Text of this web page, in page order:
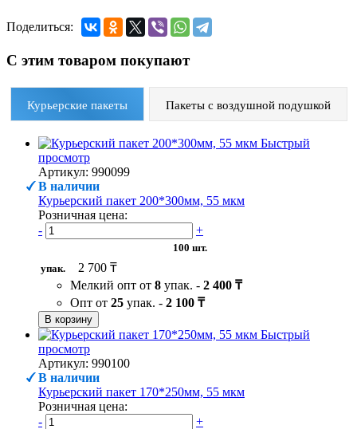
Поделиться:
С этим товаром покупают
Курьерские пакеты Пакеты с воздушной подушкой
Быстрый
просмотр
Артикул: 990099
В наличии
Курьерский пакет 200*300мм, 55 мкм
Розничная цена:
-
+
100 шт.
упак.
2 700 ₸
Мелкий опт от 8 упак. - 2 400 ₸
Опт от 25 упак. - 2 100 ₸
В корзину
Быстрый
просмотр
Артикул: 990100
В наличии
Курьерский пакет 170*250мм, 55 мкм
Розничная цена:
-
+